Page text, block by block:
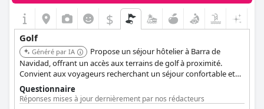
$
Golf
Généré par IA
Propose un séjour hôtelier à Barra de
Navidad, offrant un accès aux terrains de golf à proximité.
Convient aux voyageurs recherchant un séjour confortable et
pratique tout en profitant du golf.
Questionnaire
Réponses mises à jour dernièrement par nos rédacteurs